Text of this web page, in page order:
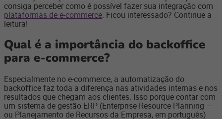
consiga perceber como é possível fazer sua integração com
plataformas de e-commerce. Ficou interessado? Continue a
leitura!
Qual é a importância do backoffice
para e-commerce?
Especialmente no e-commerce, a automatização do
backoffice faz toda a diferença nas atividades internas e nos
resultados que chegam aos clientes. Isso porque contar com
um sistema de gestão ERP (Enterprise Resource Planning —
ou Planejamento de Recursos da Empresa, em português)